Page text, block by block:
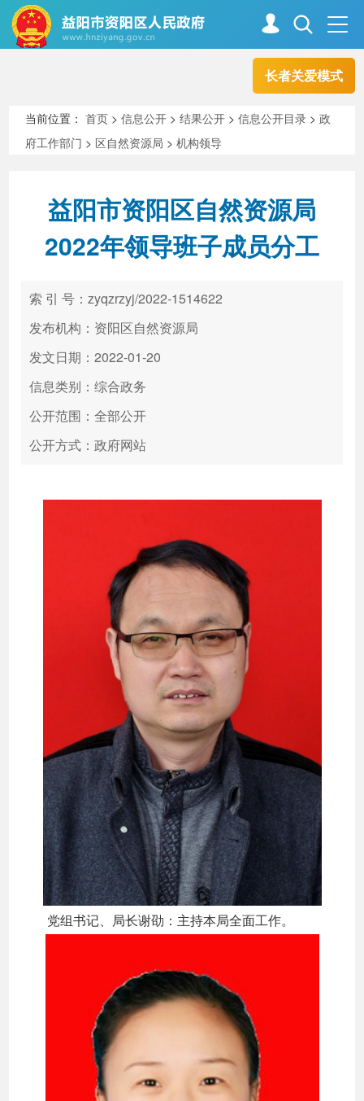
长者关爱模式
走进资阳
新闻中心 解读回应
政务服务
高效办成一件事
当前位置：首页 >信息公开 >结果公开 >信息公开目录 >政
府工作部门 > 区自然资源局 >机构领导
益阳市资阳区自然资源局
2022年领导班子成员分工
索 引 号：zyqzrzyj/2022-1514622
发布机构：资阳区自然资源局
发文日期：2022-01-20
信息类别：综合政务
公开范围：全部公开
公开方式：政府网站
党组书记、局长谢劭：主持本局全面工作。